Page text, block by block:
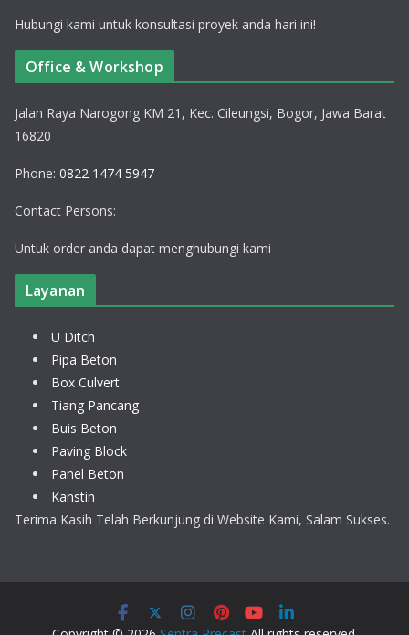
Hubungi kami untuk konsultasi proyek anda hari ini!
Office & Workshop
Jalan Raya Narogong KM 21, Kec. Cileungsi, Bogor, Jawa Barat
16820
Phone: 0822 1474 5947
Contact Persons:
Untuk order anda dapat menghubungi kami
Layanan
U Ditch
Pipa Beton
Box Culvert
Tiang Pancang
Buis Beton
Paving Block
Panel Beton
Kanstin
Terima Kasih Telah Berkunjung di Website Kami, Salam Sukses.